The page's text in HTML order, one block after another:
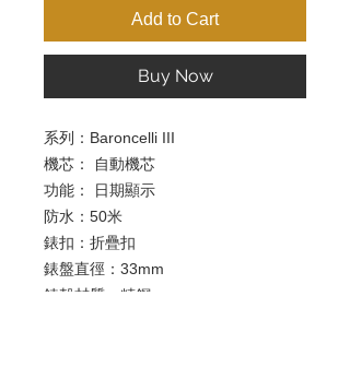
Add to Cart
Buy Now
系列：Baroncelli III
機芯： 自動機芯
功能： 日期顯示
防水：50米
錶扣：折疊扣
錶盤直徑：33mm
錶殼材質：精鋼